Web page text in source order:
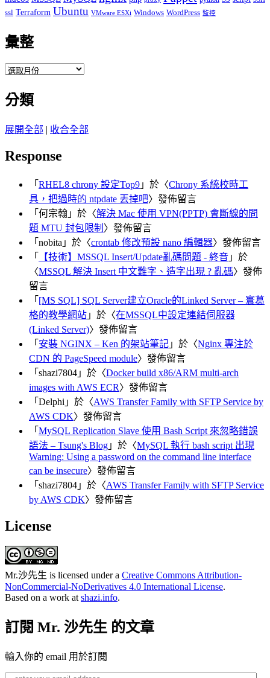
ssl Terraform Ubuntu VMware ESXi Windows WordPress 監控
彙整
彙
分類
展開全部 | 收合全部
Response
「 RHEL8 chrony 設定Top9 」於〈Chrony 系統校時工
具，把過時的 ntpdate 丟掉吧〉發佈留言
「 何宗翰 」於〈解決 Mac 使用 VPN(PPTP) 會斷線的問
題 MTU 封包限制 〉發佈留言
「 nobita 」於〈crontab 修改預設 nano 編輯器〉發佈留言
「
【技術】MSSQL Insert/Update亂碼問題 - 終音 」於
〈MSSQL 解決 Insert 中文難字、造字出現 ? 亂碼〉發佈
留言
「 [MS SQL] SQL Server建立Oracle的Linked Server – 寰葛
格的教學網站 」於〈在MSSQL中設定連結伺服器
(Linked Server)〉發佈留言
「 安裝 NGINX – Ken 的架站筆記 」於〈Nginx 專注於
CDN 的 PageSpeed module〉發佈留言
「 shazi7804 」於〈Docker build x86/ARM multi-arch
images with AWS ECR〉發佈留言
「 Delphi 」於〈AWS Transfer Family with SFTP Service by
AWS CDK〉發佈留言
「 MySQL Replication Slave 使用 Bash Script 來忽略錯誤
語法 – Tsung's Blog 」於〈MySQL 執行 bash script 出現
Warning: Using a password on the command line interface
can be insecure〉發佈留言
「 shazi7804 」於〈AWS Transfer Family with SFTP Service
by AWS CDK〉發佈留言
License
Mr.沙先生 is licensed under a Creative Commons Attribution-
NonCommercial-NoDerivatives 4.0 International License.
Based on a work atshazi.info.
訂閱 Mr. 沙先生 的文章
輸入你的 email 用於訂閱